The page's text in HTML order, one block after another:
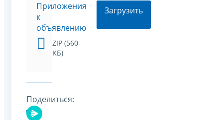
Приложения
к
объявлению
ZIP (560
КБ)
Загрузить
Поделиться: